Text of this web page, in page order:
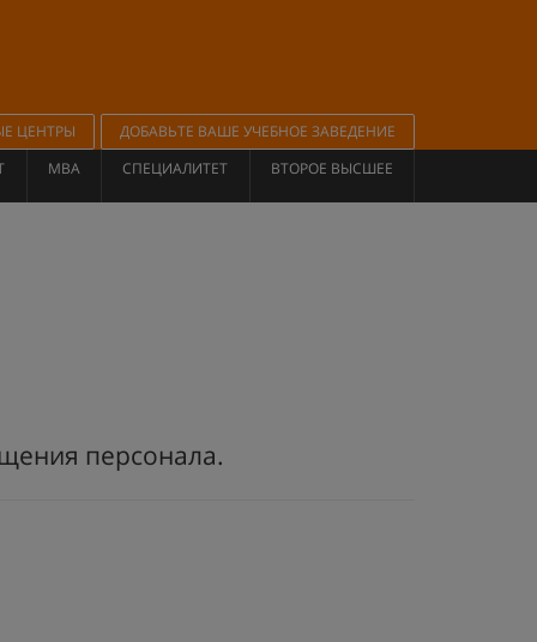
ЦЕНТРЫ
ДОБАВЬТЕ ВАШЕ УЧЕБНОЕ ЗАВЕДЕНИЕ
MBA СПЕЦИАЛИТЕТ ВТОРОЕ ВЫСШЕЕ
персонала.